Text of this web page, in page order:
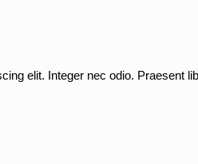
elit. Integer nec odio. Praesent